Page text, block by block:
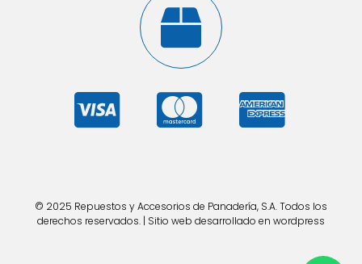
© 2025 Repuestos y Accesorios de Panadería, S.A. Todos los
derechos reservados. | Sitio web desarrollado en wordpress